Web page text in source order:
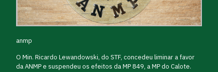
anmp
O Min. Ricardo Lewandowski, do STF, concedeu liminar a favor
da ANMP e suspendeu os efeitos da MP 849, a MP do Calote.